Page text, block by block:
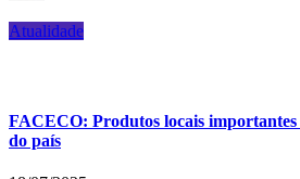
Atualidade
FACECO: Produtos locais importantes
do país